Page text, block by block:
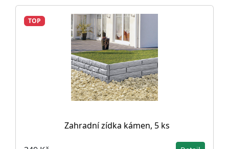
TOP
Zahradní zídka kámen, 5 ks